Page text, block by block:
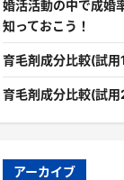
婚活活動の中で成婚
知っておこう！
育毛剤成分比較(試用
育毛剤成分比較(試用
アーカイブ